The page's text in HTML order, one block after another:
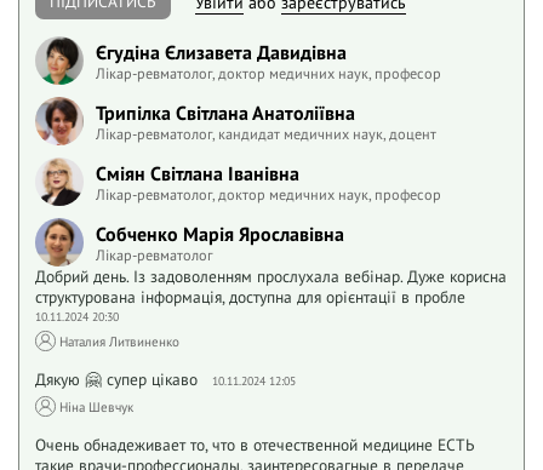
Єгудіна Єлизавета Давидівна
Лікар-ревматолог, доктор медичних наук, професор
Трипілка Світлана Анатоліївна
Лікар-ревматолог, кандидат медичних наук, доцент
Сміян Світлана Іванівна
Лікар-ревматолог, доктор медичних наук, професор
Собченко Марія Ярославівна
Лікар-ревматолог
Добрий день. Із задоволенням прослухала вебінар. Дуже корисна
структурована інформація, доступна для орієнтації в пробле
10.11.2024 20:30
Наталия Литвиненко
Дякую 🤗 супер цікаво 10.11.2024 12:05
Ніна Шевчук
Очень обнадеживает то, что в отечественной медицине ЕСТЬ
такие врачи-профессионалы, заинтересовагные в передаче